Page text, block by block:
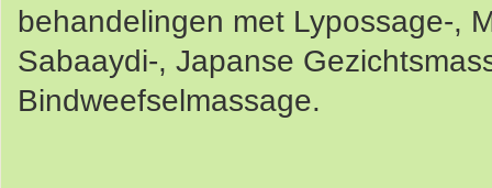
behandelingen met Lypossage-,
Sabaaydi-, Japanse
Bindweefselmassage.